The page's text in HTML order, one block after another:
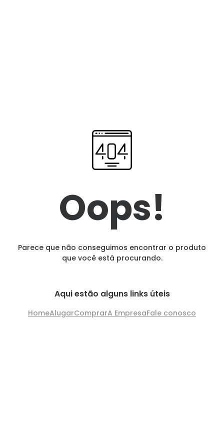
Oops!
Parece que não conseguimos encontrar o produto
que você está procurando.
Aqui estão alguns links úteis
HomeAlugarComprarA EmpresaFale conosco